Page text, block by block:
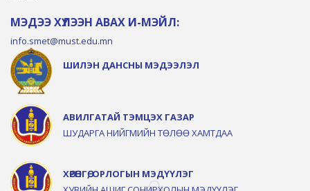
МЭДЭЭ ХҮЛЭЭН АВАХ И-МЭЙЛ:
info.smet@must.edu.mn
ШИЛЭН ДАНСНЫ МЭДЭЭЛЭЛ
АВИЛГАТАЙ ТЭМЦЭХ ГАЗАР
ШУДАРГА НИЙГМИЙН ТӨЛӨӨ ХАМТДАА
ХӨРӨНГӨ, ОРЛОГЫН МЭДҮҮЛЭГ